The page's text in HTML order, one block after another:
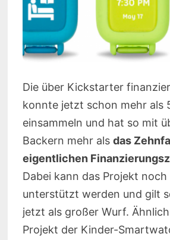
Die über Kickstarter
konnte jetzt schon mehr als
einsammeln und hat so mit
Backern mehr als das
eigentlichen
Dabei kann das Projekt
unterstützt werden und gilt
jetzt als großer Wurf.
Projekt der Kinder-